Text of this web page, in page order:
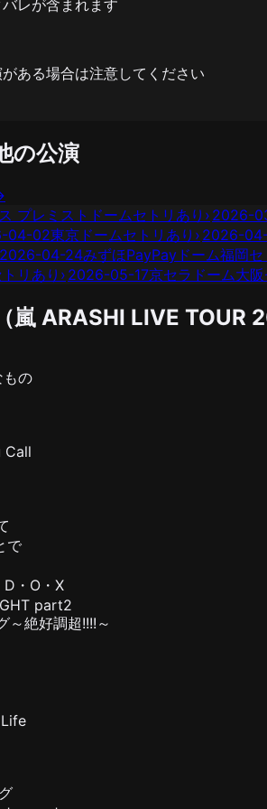
レが含まれます
ある場合は注意してください
の公演
プレミストドームセトリあり › 2026-
04-02東京ドームセトリあり › 2026-
2026-04-24みずほPayPayドーム福岡セ
リあり › 2026-05-17京セラドーム大阪
嵐 ARASHI LIVE TOUR
もの
Call
で
D・O・X
part2
～絶好調超!!!!～